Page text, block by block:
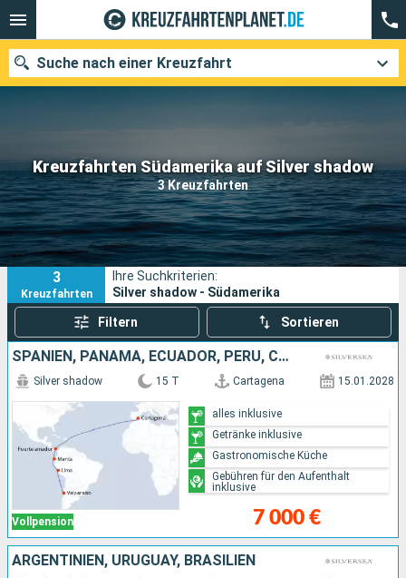
Kreuzfahrten Südamerika auf Silver shadow
3 Kreuzfahrten
Suche nach einer Kreuzfahrt
Unsere Ziele
Abfahrtsmonat
Häfen Reedereien
Suchen
3
Kreuzfahrten
Ihre Suchkriterien:
Silver shadow - Südamerika
Filtern Sortieren
SPANIEN, PANAMA, ECUADOR, PERU, CHILE
Vollpension
Silver shadow 15 T Cartagena 15.01.2028
7 000 €
alles inklusive
Getränke inklusive
Gastronomische Küche
Gebühren für den Aufenthalt
inklusive
ARGENTINIEN, URUGUAY, BRASILIEN